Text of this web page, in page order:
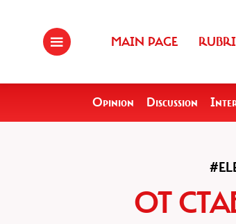
MAIN PAGE
Opinion Discussion
ОТ